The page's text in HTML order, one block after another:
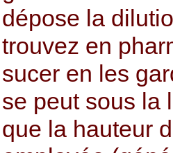
dépose la
trouvez en
sucer en les
se peut sous la
que la hauteur